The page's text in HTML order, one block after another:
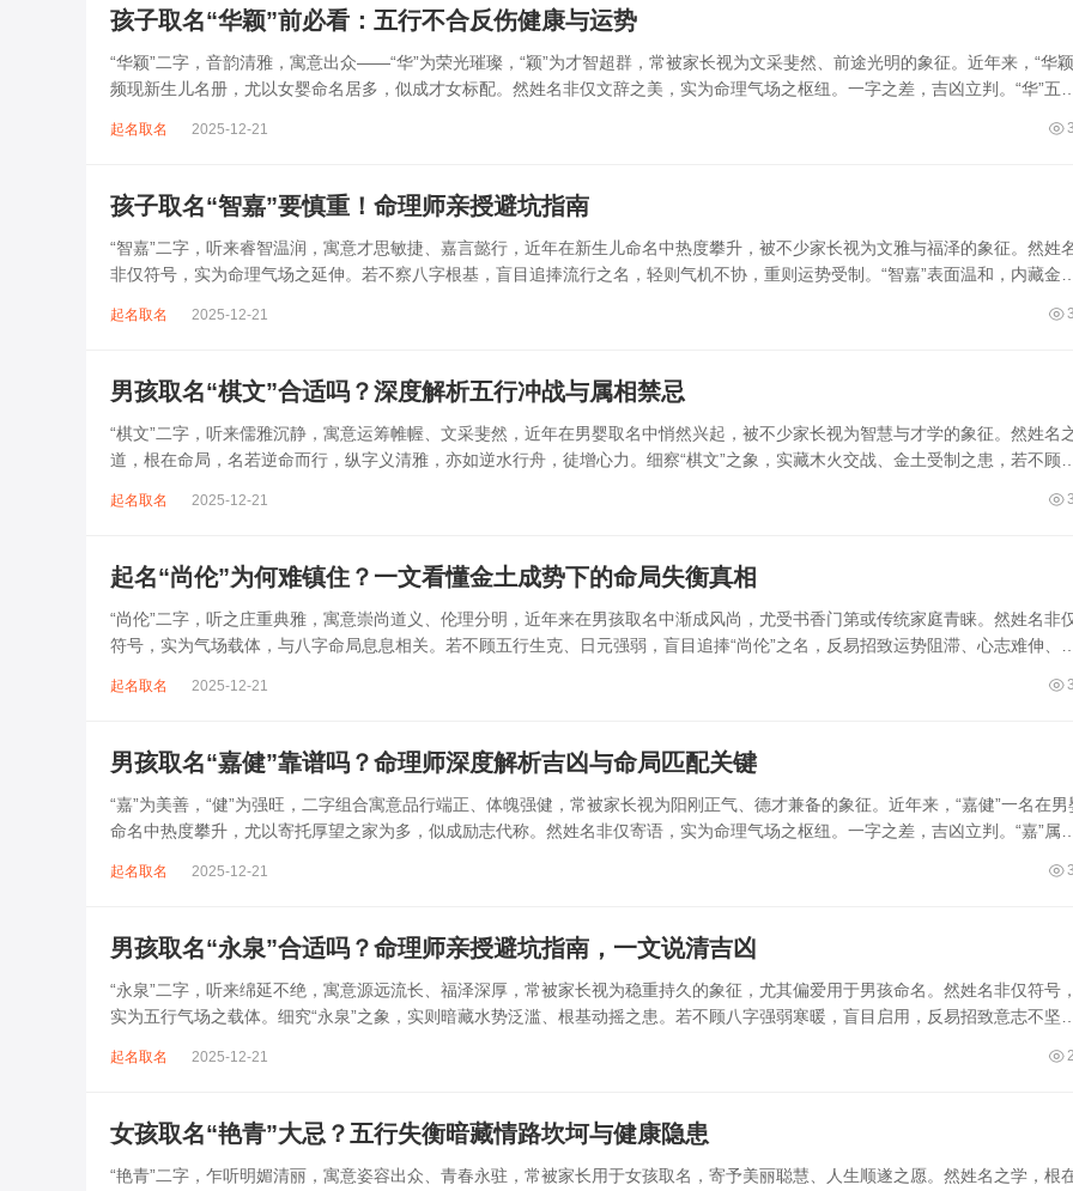
孩子取名“华颖”前必看：五行不合反伤健康与运势
“华颖”二字，音韵清雅，寓意出众——“华”为荣光璀璨，“颖”为才智超群，常被家长视为文采斐然、前途光明的象征。近年来，“华
频现新生儿名册，尤以女婴命名居多，似成才女标配。然姓名非仅文辞之美，实为命理气场之枢纽。一字之差，吉凶立判。“华”五行
起名取名 2025-12-21
孩子取名“智嘉”要慎重！命理师亲授避坑指南
“智嘉”二字，听来睿智温润，寓意才思敏捷、嘉言懿行，近年在新生儿命名中热度攀升，被不少家长视为文雅与福泽的象征。然姓
非仅符号，实为命理气场之延伸。若不察八字根基，盲目追捧流行之名，轻则气机不协，重则运势受制。“智嘉”表面温和，内藏金水
起名取名 2025-12-21
男孩取名“棋文”合适吗？深度解析五行冲战与属相禁忌
“棋文”二字，听来儒雅沉静，寓意运筹帷幄、文采斐然，近年在男婴取名中悄然兴起，被不少家长视为智慧与才学的象征。然姓名
道，根在命局，名若逆命而行，纵字义清雅，亦如逆水行舟，徒增心力。细察“棋文”之象，实藏木火交战、金土受制之患，若不顾八
起名取名 2025-12-21
起名“尚伦”为何难镇住？一文看懂金土成势下的命局失衡真相
“尚伦”二字，听之庄重典雅，寓意崇尚道义、伦理分明，近年来在男孩取名中渐成风尚，尤受书香门第或传统家庭青睐。然姓名非
符号，实为气场载体，与八字命局息息相关。若不顾五行生克、日元强弱，盲目追捧“尚伦”之名，反易招致运势阻滞、心志难伸、贵
起名取名 2025-12-21
男孩取名“嘉健”靠谱吗？命理师深度解析吉凶与命局匹配关键
“嘉”为美善，“健”为强旺，二字组合寓意品行端正、体魄强健，常被家长视为阳刚正气、德才兼备的象征。近年来，“嘉健”一名在男
命名中热度攀升，尤以寄托厚望之家为多，似成励志代称。然姓名非仅寄语，实为命理气场之枢纽。一字之差，吉凶立判。“嘉”属
起名取名 2025-12-21
男孩取名“永泉”合适吗？命理师亲授避坑指南，一文说清吉凶
“永泉”二字，听来绵延不绝，寓意源远流长、福泽深厚，常被家长视为稳重持久的象征，尤其偏爱用于男孩命名。然姓名非仅符号，
实为五行气场之载体。细究“永泉”之象，实则暗藏水势泛滥、根基动摇之患。若不顾八字强弱寒暖，盲目启用，反易招致意志不坚、
起名取名 2025-12-21
女孩取名“艳青”大忌？五行失衡暗藏情路坎坷与健康隐患
“艳青”二字，乍听明媚清丽，寓意姿容出众、青春永驻，常被家长用于女孩取名，寄予美丽聪慧、人生顺遂之愿。然姓名之学，根